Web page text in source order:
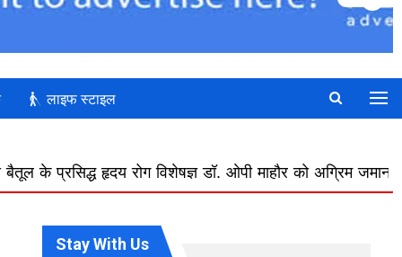
लाइफ स्टाइल
विशेषज्ञ डॉ. ओपी माहौर को अग्रिम जमानत बस ऑपरेटरों
Stay With Us